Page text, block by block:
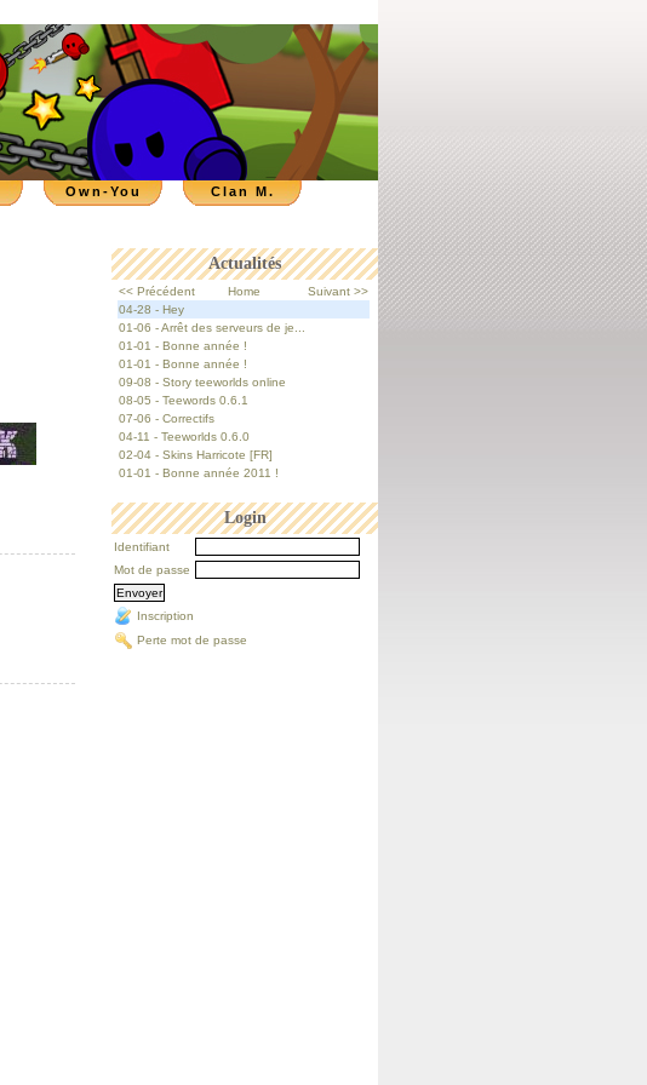
Clan M.
Own-You
Actualités
<< Précédent Home
Suivant >>
04-28 - Hey
01-06 - Arrêt des serveurs de je...
01-01 - Bonne année !
01-01 - Bonne année !
09-08 - Story teeworlds online
08-05 - Teewords 0.6.1
07-06 - Correctifs
04-11 - Teeworlds 0.6.0
02-04 - Skins Harricote [FR]
01-01 - Bonne année 2011 !
Login
Identifiant
Mot de passe
Inscription
Perte mot de passe